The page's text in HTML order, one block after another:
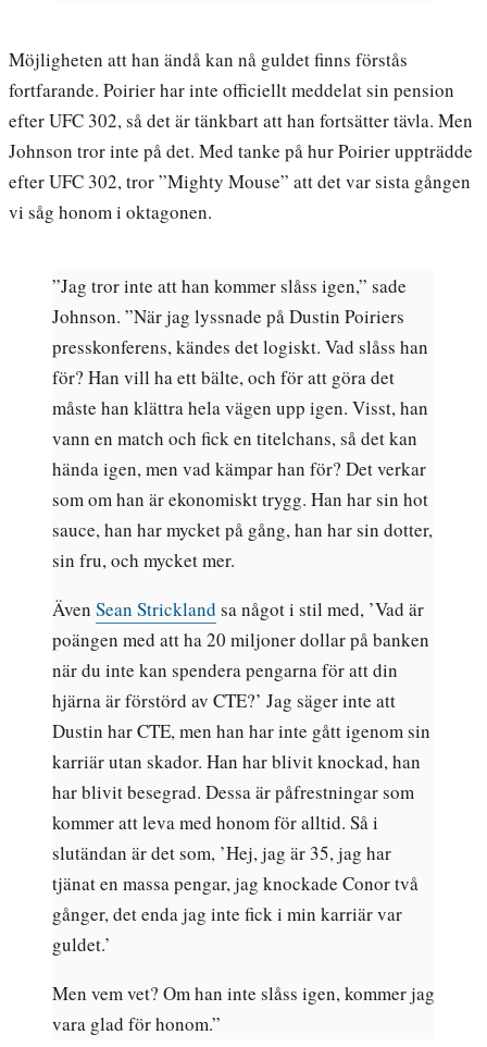
Möjligheten att han ändå kan nå guldet finns förstås
fortfarande. Poirier har inte officiellt meddelat sin pension
efter UFC 302, så det är tänkbart att han fortsätter tävla. Men
Johnson tror inte på det. Med tanke på hur Poirier uppträdde
efter UFC 302, tror ”Mighty Mouse” att det var sista gången
vi såg honom i oktagonen.
”Jag tror inte att han kommer slåss igen,” sade
Johnson. ”När jag lyssnade på Dustin Poiriers
presskonferens, kändes det logiskt. Vad slåss han
för? Han vill ha ett bälte, och för att göra det
måste han klättra hela vägen upp igen. Visst, han
vann en match och fick en titelchans, så det kan
hända igen, men vad kämpar han för? Det verkar
som om han är ekonomiskt trygg. Han har sin hot
sauce, han har mycket på gång, han har sin dotter,
sin fru, och mycket mer.
Även Sean Strickland sa något i stil med, ’Vad är
poängen med att ha 20 miljoner dollar på banken
när du inte kan spendera pengarna för att din
hjärna är förstörd av CTE?’ Jag säger inte att
Dustin har CTE, men han har inte gått igenom sin
karriär utan skador. Han har blivit knockad, han
har blivit besegrad. Dessa är påfrestningar som
kommer att leva med honom för alltid. Så i
slutändan är det som, ’Hej, jag är 35, jag har
tjänat en massa pengar, jag knockade Conor två
gånger, det enda jag inte fick i min karriär var
guldet.’
Men vem vet? Om han inte slåss igen, kommer jag
vara glad för honom.”